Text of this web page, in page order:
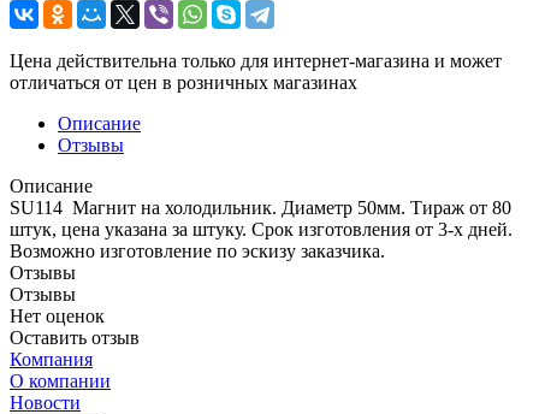
Цена действительна только для интернет-магазина и может
отличаться от цен в розничных магазинах
Описание
Отзывы
Описание
SU114 Магнит на холодильник. Диаметр 50мм. Тираж от 80
штук, цена указана за штуку. Срок изготовления от 3-х дней.
Возможно изготовление по эскизу заказчика.
Отзывы
Отзывы
Нет оценок
Оставить отзыв
Компания
О компании
Новости